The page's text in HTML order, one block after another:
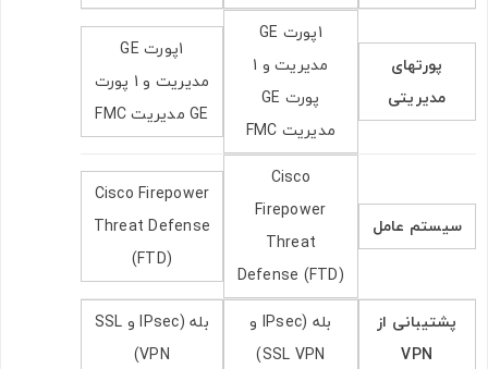
پورتهای
مدیریتی
1پورت GE
مدیریت و 1
پورت GE
مدیریت FMC
1پورت GE
مدیریت و 1 پورت
GE مدیریت FMC
سیستم‌ عامل
Cisco
Firepower
Threat
Defense (FTD)
Cisco Firepower
Threat Defense
(FTD)
پشتیبانی از
VPN
بله (IPsec و
SSL VPN)
بله (IPsec و SSL
VPN)